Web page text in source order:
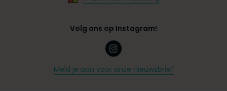
Volg ons op Instagram!
Meld je aan voor onze nieuwsbrief